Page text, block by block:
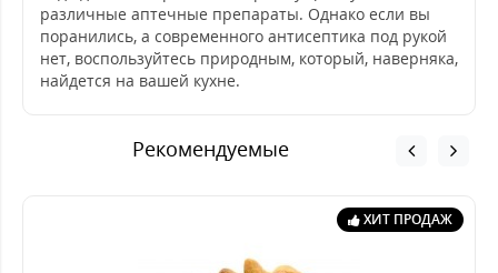
различные аптечные препараты. Однако если вы
поранились, а современного антисептика под рукой
нет, воспользуйтесь природным, который, наверняка,
найдется на вашей кухне.
Рекомендуемые
ХИТ ПРОДАЖ